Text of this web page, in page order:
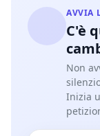
AVVIA
C'è
Non
Inizia